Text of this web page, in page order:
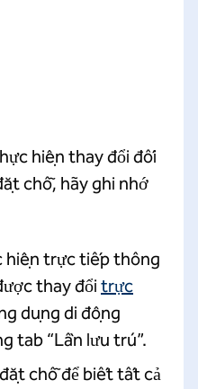
hiện thay đổi đối
chỗ, hãy ghi nhớ
trực tiếp thông
thay đổi trực
dụng di động
tab “Lần lưu trú”.
chỗ để biết tất cả